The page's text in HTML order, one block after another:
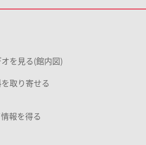
を見る(館内図)
取り寄せる
報を得る